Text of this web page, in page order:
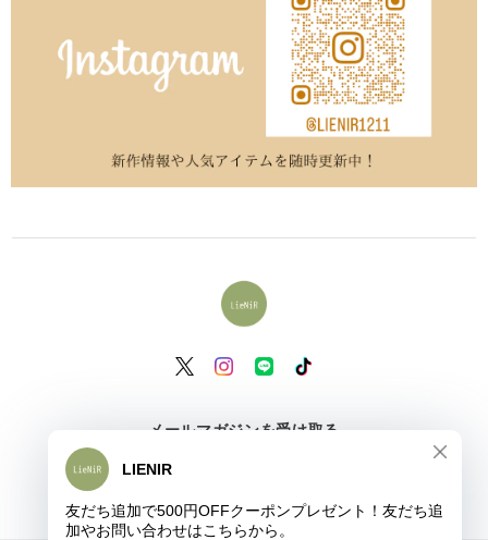
メールマガジンを受け取る